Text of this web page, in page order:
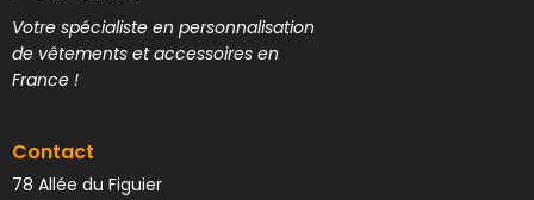
Votre spécialiste en personnalisation
de vêtements et accessoires en
France !
Contact
78 Allée du Figuier